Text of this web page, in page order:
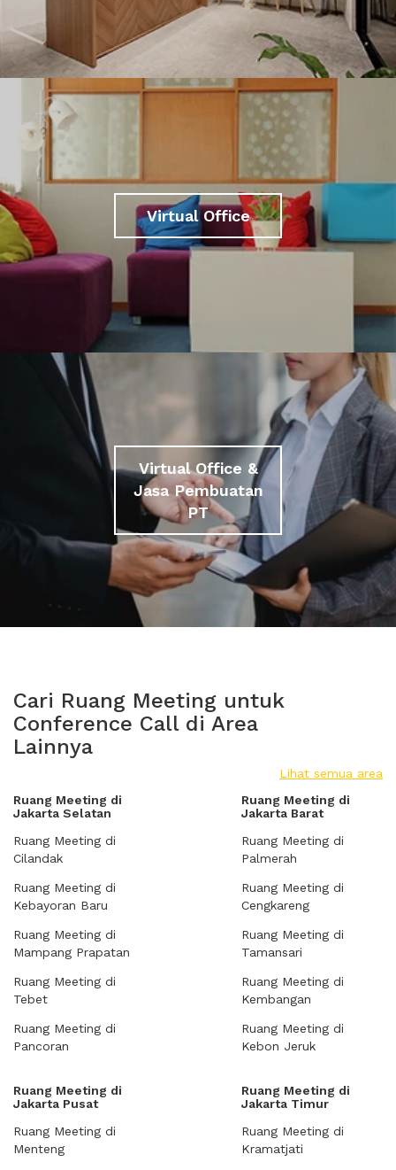
Virtual Office
Virtual Office &
Jasa Pembuatan
PT
Cari Ruang Meeting untuk
Conference Call di Area
Lainnya
Lihat semua area
Ruang Meeting di
Jakarta Selatan
Ruang Meeting di
Cilandak
Ruang Meeting di
Kebayoran Baru
Ruang Meeting di
Mampang Prapatan
Ruang Meeting di
Tebet
Ruang Meeting di
Pancoran
Ruang Meeting di
Jakarta Barat
Ruang Meeting di
Palmerah
Ruang Meeting di
Cengkareng
Ruang Meeting di
Tamansari
Ruang Meeting di
Kembangan
Ruang Meeting di
Kebon Jeruk
Ruang Meeting di
Jakarta Pusat
Ruang Meeting di
Menteng
Ruang Meeting di
Jakarta Timur
Ruang Meeting di
Kramatjati